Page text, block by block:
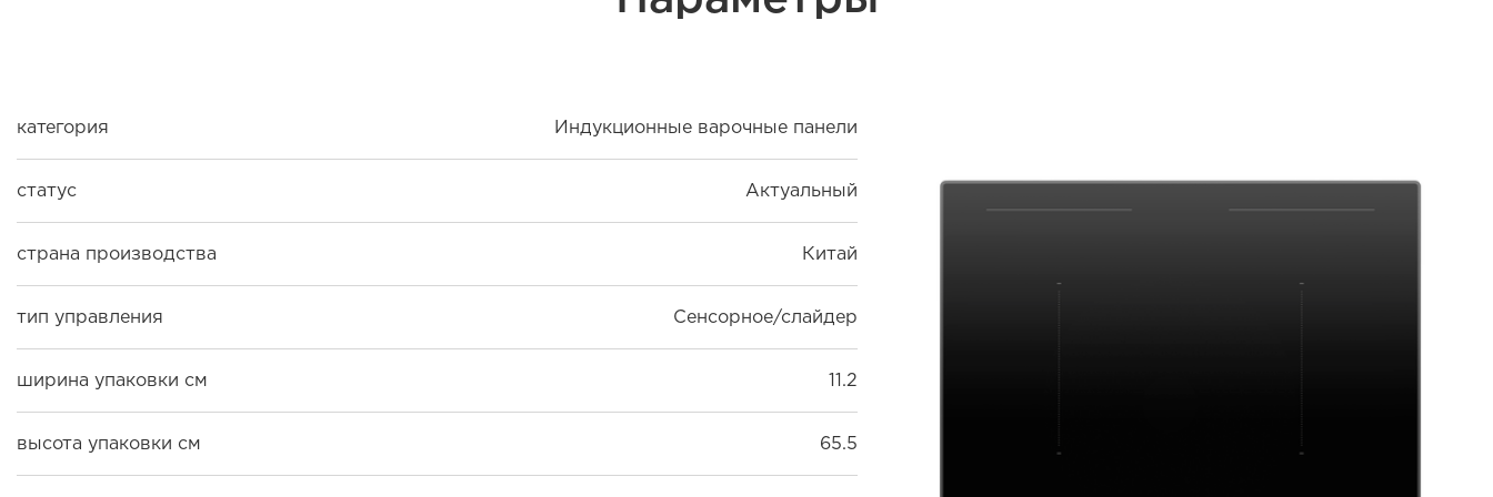
категория Индукционные варочные панели
статус Актуальный
страна производства Китай
тип управления Сенсорное/слайдер
ширина упаковки см 11.2
высота упаковки см 65.5